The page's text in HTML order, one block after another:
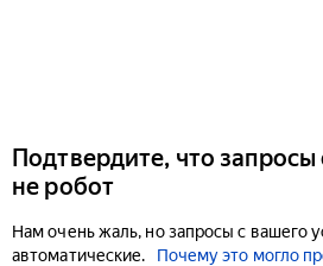
Подтвердите, что запросы
не робот
Нам очень жаль, но запросы с вашего
автоматические.
Почему это могло